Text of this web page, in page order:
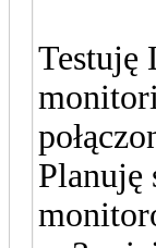
Testuję
Planuję